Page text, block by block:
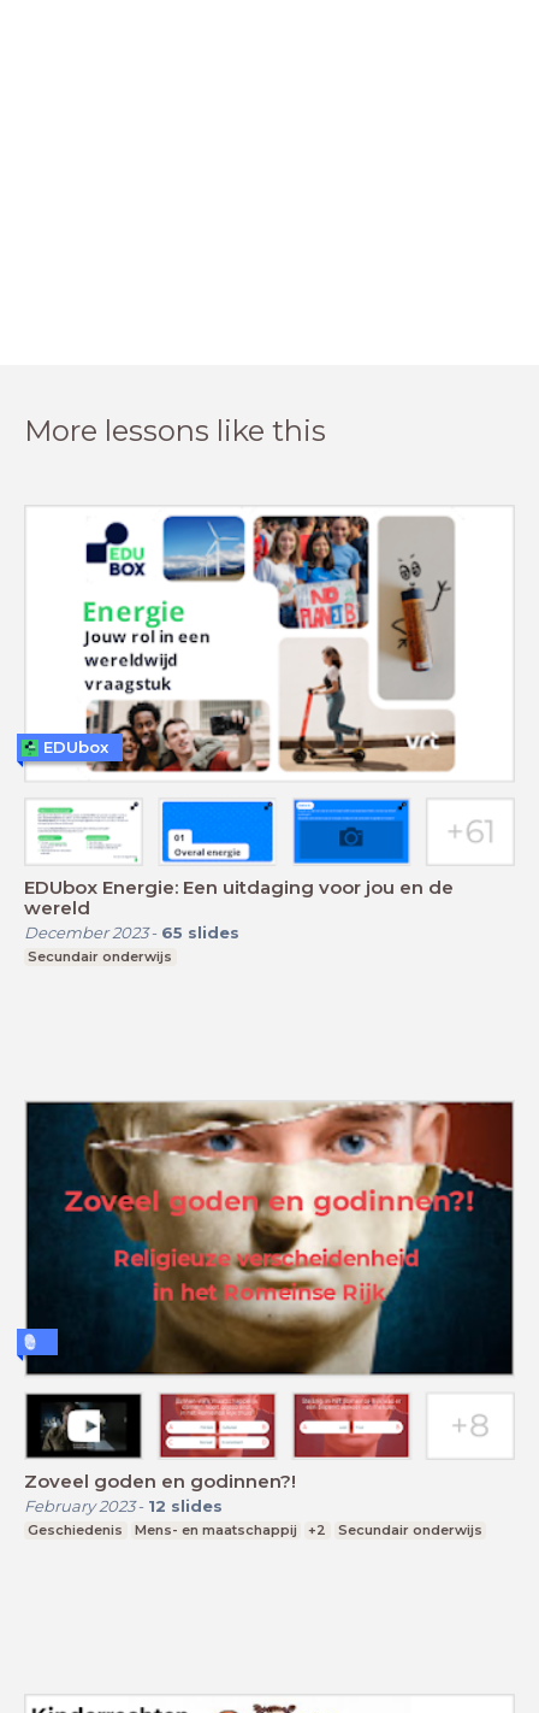
More lessons like this
EDUbox Energie: Een uitdaging voor jou en de
wereld
December 2023- 65 slides
Secundair onderwijs
EDUbox
Zoveel goden en godinnen?!
February 2023- 12 slides
Geschiedenis Mens- en maatschappij +2 Secundair onderwijs